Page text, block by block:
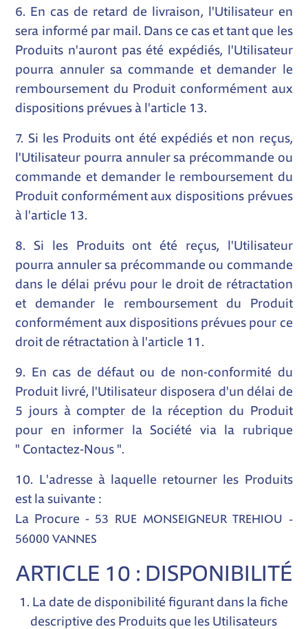
6. En cas de retard de livraison, l'Utilisateur en
sera informé par mail. Dans ce cas et tant que les
Produits n'auront pas été expédiés, l'Utilisateur
pourra annuler sa commande et demander le
remboursement du Produit conformément aux
dispositions prévues à l'article 13.
7. Si les Produits ont été expédiés et non reçus,
l'Utilisateur pourra annuler sa précommande ou
commande et demander le remboursement du
Produit conformément aux dispositions prévues
à l'article 13.
8. Si les Produits ont été reçus, l'Utilisateur
pourra annuler sa précommande ou commande
dans le délai prévu pour le droit de rétractation
et demander le remboursement du Produit
conformément aux dispositions prévues pour ce
droit de rétractation à l'article 11.
9. En cas de défaut ou de non-conformité du
Produit livré, l'Utilisateur disposera d'un délai de
5 jours à compter de la réception du Produit
pour en informer la Société via la rubrique
" Contactez-Nous ".
10. L'adresse à laquelle retourner les Produits
est la suivante :
La Procure - 53 RUE MONSEIGNEUR TREHIOU -
56000 VANNES
ARTICLE 10 : DISPONIBILITÉ
1. La date de disponibilité figurant dans la fiche
descriptive des Produits que les Utilisateurs